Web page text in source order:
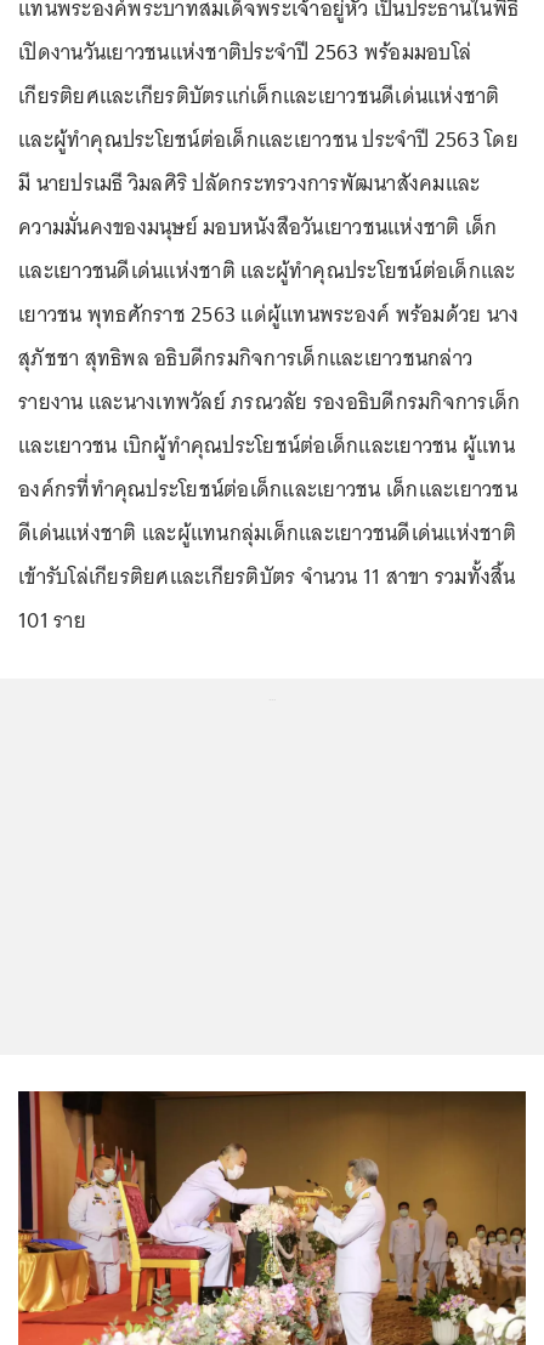
แทนพระองค์พระบาทสมเด็จพระเจ้าอยู่หัว เป็นประธานในพิธี
เปิดงานวันเยาวชนแห่งชาติประจำปี 2563 พร้อมมอบโล่
เกียรติยศและเกียรติบัตรแก่เด็กและเยาวชนดีเด่นแห่งชาติ
และผู้ทำคุณประโยชน์ต่อเด็กและเยาวชน ประจำปี 2563 โดย
มี นายปรเมธี วิมลศิริ ปลัดกระทรวงการพัฒนาสังคมและ
ความมั่นคงของมนุษย์ มอบหนังสือวันเยาวชนแห่งชาติ เด็ก
และเยาวชนดีเด่นแห่งชาติ และผู้ทำคุณประโยชน์ต่อเด็กและ
เยาวชน พุทธศักราช 2563 แด่ผู้แทนพระองค์ พร้อมด้วย นาง
สุภัชชา สุทธิพล อธิบดีกรมกิจการเด็กและเยาวชนกล่าว
รายงาน และนางเทพวัลย์ ภรณวลัย รองอธิบดีกรมกิจการเด็ก
และเยาวชน เบิกผู้ทำคุณประโยชน์ต่อเด็กและเยาวชน ผู้แทน
องค์กรที่ทำคุณประโยชน์ต่อเด็กและเยาวชน เด็กและเยาวชน
ดีเด่นแห่งชาติ และผู้แทนกลุ่มเด็กและเยาวชนดีเด่นแห่งชาติ
เข้ารับโล่เกียรติยศและเกียรติบัตร จำนวน 11 สาขา รวมทั้งสิ้น
101 ราย